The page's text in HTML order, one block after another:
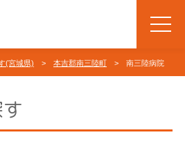
(宮城県) > 本吉郡南三陸町 > 南三陸病院